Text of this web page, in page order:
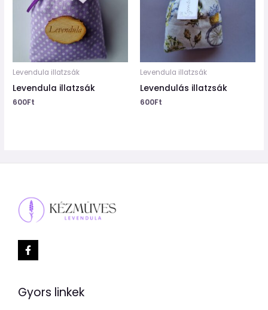
Levendula illatzsák
Levendula illatzsák
600Ft
Levendula illatzsák
Levendulás illatzsák
600Ft
Gyors linkek